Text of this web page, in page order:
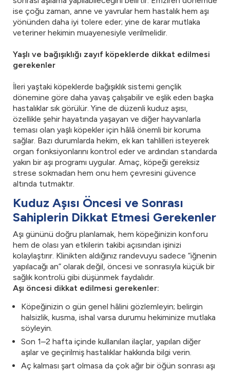
ise çoğu zaman, anne ve yavrular hem hastalık hem aşı
yönünden daha iyi tolere eder; yine de karar mutlaka
veteriner hekimin muayenesiyle verilmelidir.
Yaşlı ve bağışıklığı zayıf köpeklerde dikkat edilmesi
gerekenler
İleri yaştaki köpeklerde bağışıklık sistemi gençlik
dönemine göre daha yavaş çalışabilir ve eşlik eden başka
hastalıklar sık görülür. Yine de düzenli kuduz aşısı,
özellikle şehir hayatında yaşayan ve diğer hayvanlarla
teması olan yaşlı köpekler için hâlâ önemli bir koruma
sağlar. Bazı durumlarda hekim, ek kan tahlilleri isteyerek
organ fonksiyonlarını kontrol eder ve ardından standarda
yakın bir aşı programı uygular. Amaç, köpeği gereksiz
strese sokmadan hem onu hem çevresini güvence
altında tutmaktır.
Kuduz Aşısı Öncesi ve Sonrası
Sahiplerin Dikkat Etmesi Gerekenler
Aşı gününü doğru planlamak, hem köpeğinizin konforu
hem de olası yan etkilerin takibi açısından işinizi
kolaylaştırır. Klinikten aldığınız randevuyu sadece “iğnenin
yapılacağı an” olarak değil, öncesi ve sonrasıyla küçük bir
sağlık kontrolü gibi düşünmek faydalıdır.
Aşı öncesi dikkat edilmesi gerekenler:
Köpeğinizin o gün genel hâlini gözlemleyin; belirgin
halsizlik, kusma, ishal varsa durumu hekiminize mutlaka
söyleyin.
Son 1–2 hafta içinde kullanılan ilaçlar, yapılan diğer
aşılar ve geçirilmiş hastalıklar hakkında bilgi verin.
Aç kalması şart olmasa da çok ağır bir öğün sonrası aşı